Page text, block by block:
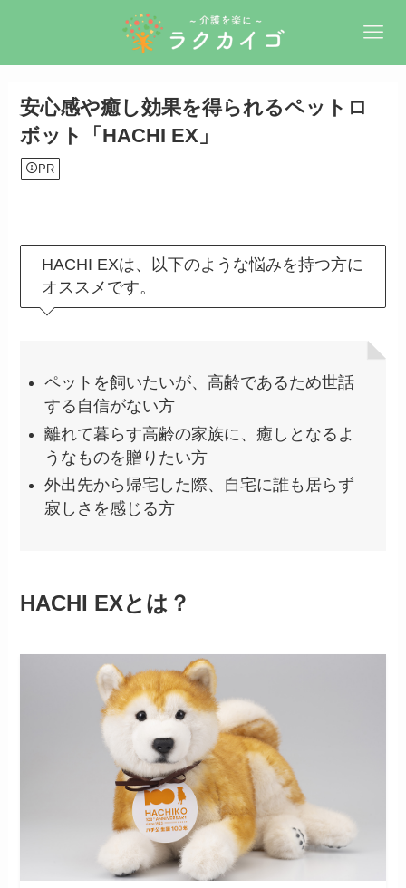
安心感や癒し効果を得られるペットロ
ボット「HACHI EX」
PR
HACHI EXは、以下のような悩みを持つ方に
オススメです。
ペットを飼いたいが、高齢であるため世話
する自信がない方
離れて暮らす高齢の家族に、癒しとなるよ
うなものを贈りたい方
外出先から帰宅した際、自宅に誰も居らず
寂しさを感じる方
HACHI EXとは？